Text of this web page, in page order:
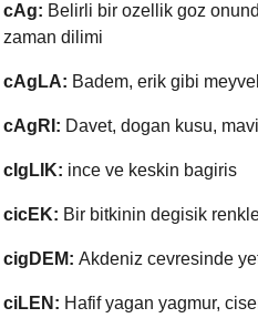
cAg: Belirli bir ozellik goz
zaman dilimi
cAgLA: Badem, erik gibi
cAgRI: Davet, dogan kusu,
cIgLIK: ince ve keskin bagiris
cicEK: Bir bitkinin degisik
cigDEM: Akdeniz cevresinde
ciLEN: Hafif yagan yagmur,